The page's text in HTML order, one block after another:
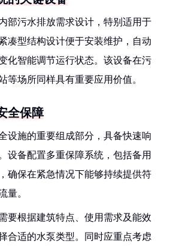
部污水排放需求设计，特别适用于
凑型结构设计便于安装维护，自动
化智能调节运行状态。该设备在污
等场所同样具有重要应用价值。
全保障
设施的重要组成部分，具备快速响
设备配置多重保障系统，包括备用
确保在紧急情况下能够持续提供符
量。
要根据建筑特点、使用需求及能效
合适的水泵类型。同时应重点考虑